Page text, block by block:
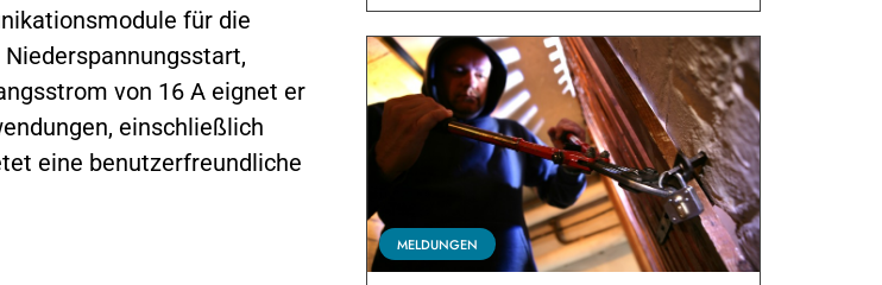
für die
von 16 A eignet er
einschließlich
eine benutzerfreundliche
MELDUNGEN